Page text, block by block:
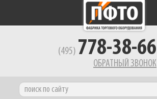
(495) 778-38-66
ОБРАТНЫЙ ЗВОНОК